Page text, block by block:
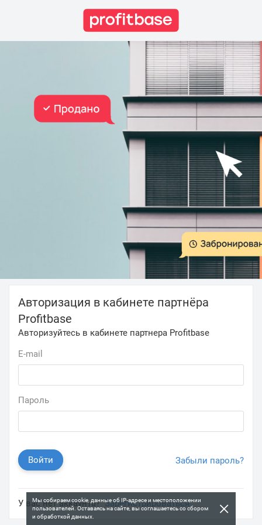
Мы собираем cookie, данные об IP-адресе и местоположении
пользователей. Оставаясь на сайте, вы соглашаетесь со сбором
и обработкой данных.
×
Авторизация в кабинете партнёра
Profitbase
Авторизуйтесь в кабинете партнера Profitbase
E-mail
Пароль
Войти Забыли пароль?
У вас нет аккаунта?Зарегистрироваться